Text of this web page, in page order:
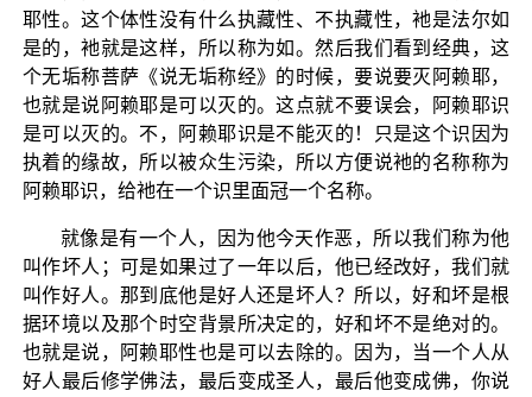
耶性。这个体性没有什么执藏性、不执藏性，衪是法尔如
是的，衪就是这样，所以称为如。然后我们看到经典，这
个无垢称菩萨《说无垢称经》的时候，要说要灭阿赖耶，
也就是说阿赖耶是可以灭的。这点就不要误会，阿赖耶识
是可以灭的。不，阿赖耶识是不能灭的！只是这个识因为
执着的缘故，所以被众生污染，所以方便说衪的名称称为
阿赖耶识，给衪在一个识里面冠一个名称。
就像是有一个人，因为他今天作恶，所以我们称为他
叫作坏人；可是如果过了一年以后，他已经改好，我们就
叫作好人。那到底他是好人还是坏人？所以，好和坏是根
据环境以及那个时空背景所决定的，好和坏不是绝对的。
也就是说，阿赖耶性也是可以去除的。因为，当一个人从
好人最后修学佛法，最后变成圣人，最后他变成佛，你说